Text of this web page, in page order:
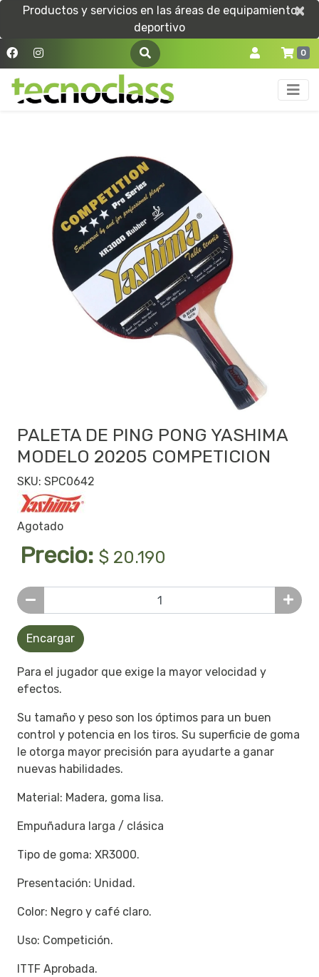
Productos y servicios en las áreas de equipamiento
deportivo
×
×
0
PALETA DE PING PONG YASHIMA
MODELO 20205 COMPETICION
SKU: SPC0642
Agotado
Precio: $ 20.190
Encargar
Para el jugador que exige la mayor velocidad y
efectos.
Su tamaño y peso son los óptimos para un buen
control y potencia en los tiros. Su superficie de goma
le otorga mayor precisión para ayudarte a ganar
nuevas habilidades.
Material: Madera, goma lisa.
Empuñadura larga / clásica
Tipo de goma: XR3000.
Presentación: Unidad.
Color: Negro y café claro.
Uso: Competición.
ITTF Aprobada.